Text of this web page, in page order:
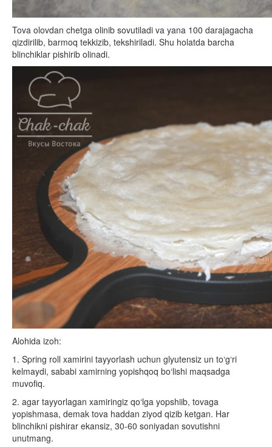
Tova olovdan chetga olinib sovutiladi va yana 100 darajagacha
qizdirilib, barmoq tekkizib, tekshiriladi. Shu holatda barcha
blinchiklar pishirib olinadi.
Alohida izoh:
1. Spring roll xamirini tayyorlash uchun glyutensiz un to‘g‘ri
kelmaydi, sababi xamirning yopishqoq bo‘lishi maqsadga
muvofiq.
2. agar tayyorlagan xamiringiz qo‘lga yopshiib, tovaga
yopishmasa, demak tova haddan ziyod qizib ketgan. Har
blinchikni pishirar ekansiz, 30-60 soniyadan sovutishni
unutmang.